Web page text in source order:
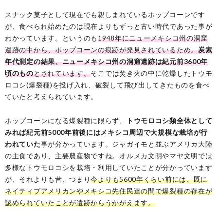
スナック菓子として現在でも親しまれているポップコーンです
が、食べられ始めたのは現在よりもずっと古い時代であった事が
わかっています。というのも1948年にニューメキシコ州の洞窟
遺跡の中から、ポップコーンの痕跡が発見されているため。炭素
年代測定の結果、ニューメキシコ州の洞窟遺跡は紀元前3600年
頃のものとされています。そこでは焚き火の中に乾燥したトウモ
ロコシ(爆裂種)を投げ入れ、破裂して飛び出してきたものを食べ
ていたと考えられています。
ポップコーンになる爆裂種に限らず、
トウモロコシ類全体として
みれば紀元前5000年前後にはメキシコ周辺で大規模な栽培が行
われていた事が分かっています。ジャガイモと並ぶアメリカ大陸
の主食であり、主要農産物ですね。オルメカ文明やマヤ文明では
多様なトウモロコシを栽培・利用していたことが分かっています
が、それよりも昔、つまり今よりも5600年くらい前には、既に
ネイティブアメリカンやメキシコ先住民達の間で爆裂種の存在が
認められていたことが遺跡からうかがえます。